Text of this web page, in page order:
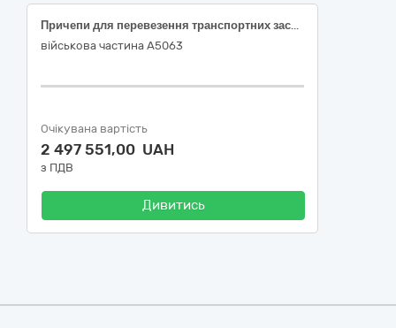
Причепи для перевезення транспортних засобів
військова частина А5063
Очікувана вартість
2 497 551,00 UAH
з ПДВ
Дивитись